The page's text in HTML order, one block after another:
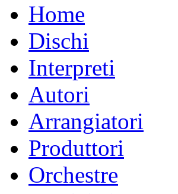
Home
Dischi
Interpreti
Autori
Arrangiatori
Produttori
Orchestre